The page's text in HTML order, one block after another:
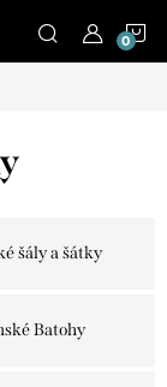
šály a šátky
Batohy